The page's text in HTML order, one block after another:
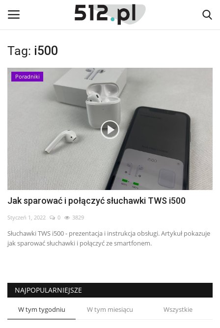
Zaloguj się
Poradniki
Testy i prezentacje
Artykuły
Kontakt
Tag: i500
Poradniki
Jak sparować i połączyć słuchawki TWS i500
Styczeń 1, 2022 0 3829
Słuchawki TWS i500 - prezentacja i instrukcja obsługi. Artykuł pokazuje
jak sparować słuchawki i połączyć ze smartfonem.
NAJPOPULARNIEJSZE
W tym tygodniu W tym miesiącu Wszystkie